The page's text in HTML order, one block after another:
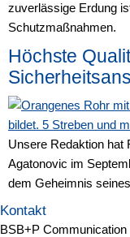
zuverlässige Erdung
Schutzmaßnahmen.
Höchste
Unsere Redaktion hat
Agatonovic im
dem Geheimnis
Kontakt
BSB+P Communication